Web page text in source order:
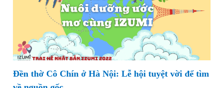
Đền thờ Cô Chín ở Hà Nội: Lễ hội tuyệt vời để tìm